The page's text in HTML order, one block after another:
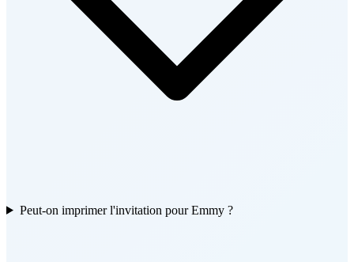
Peut-on imprimer l'invitation pour Emmy ?